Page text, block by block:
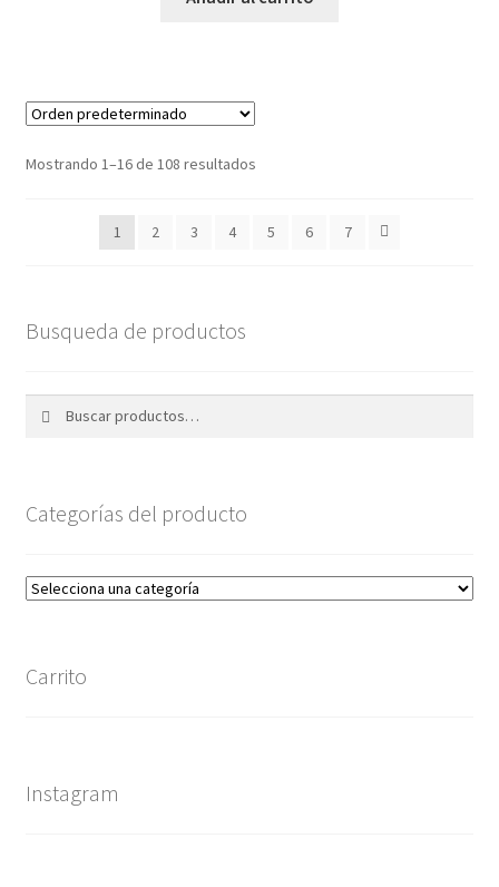
Mostrando 1–16 de 108 resultados
1 2 3 4 5 6 7
Busqueda de productos
Categorías del producto
Carrito
Instagram